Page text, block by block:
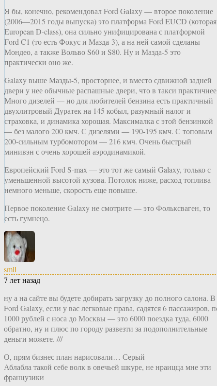
Я бы, конечно, рекомендовал Ford Galaxy — второе поколение
(2006—2015 годы выпуска) это платформа Ford EUCD (которая
European D-class), она сильно унифицирована с платформой
Ford C1 (то есть Фокус и Мазда-3), а на ней самой сделаны
Мондео, а также Вольво S60 и S80. Ну и Мазда-5 это
практически оно же.
Galaxy выше Мазды-5, просторнее, и вместо сдвижной задней
двери у нее обычные распашные двери, что в такси
Много дизелей — но для любителей бензина есть практичный
двухлитровый Дуратек на 145 кобыл, разумный налог и
страховка, и динамика хорошая. Максималка с этой бензинкой
— без малого 200 кмч. С дизелями — 190-195 кмч. С топовым
200-сильным турбомотором — 216 кмч. Очень быстрый
минивэн с очень хорошей аэродинамикой.
Европейский Ford S-max — это тот же самый Galaxy, только с
уменьшенной высотой кузова. Потолок ниже, расход топлива
немного меньше, скорость еще повыше.
Первое поколение Galaxy не смотрите — это Фольксваген, то
есть гумнецо.
smll
7 лет назад
ну а на сайте вы будете добирать загрузку до полного салона. В
Ford Galaxy, если у вас легковые права, садятся 6 пассажиров,
1000 рублей с носа до Москвы — это 6000 поездка туда, 6000
обратно, ну и плюс по городу развезти за подополнительные
деньги можете. ///
О, прям бизнес план нарисовали… Серый
Аблабла такой себе волк в овечьей шкуре, не нраицца мне эти
французики